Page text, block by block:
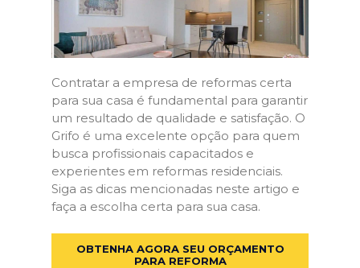
Contratar a empresa de reformas certa
para sua casa é fundamental para garantir
um resultado de qualidade e satisfação. O
Grifo é uma excelente opção para quem
busca profissionais capacitados e
experientes em reformas residenciais.
Siga as dicas mencionadas neste artigo e
faça a escolha certa para sua casa.
OBTENHA AGORA SEU ORÇAMENTO
PARA REFORMA